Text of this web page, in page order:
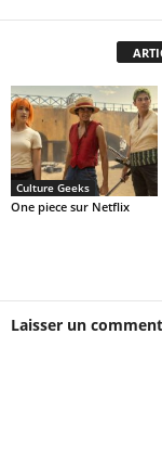
Culture Geeks
One piece sur Netflix
Laisser un